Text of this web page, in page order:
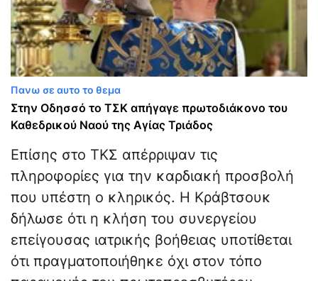
Πανω σε αυτο το θεμα
Στην Οδησσό το ΤΣΚ απήγαγε πρωτοδιάκονο του
Καθεδρικού Ναού της Αγίας Τριάδος
Επίσης στο ΤΚΣ απέρριψαν τις
πληροφορίες για την καρδιακή προσβολή
που υπέστη ο κληρικός. Η Κράβτσουκ
δήλωσε ότι η κλήση του συνεργείου
επείγουσας ιατρικής βοήθειας υποτίθεται
ότι πραγματοποιήθηκε όχι στον τόπο